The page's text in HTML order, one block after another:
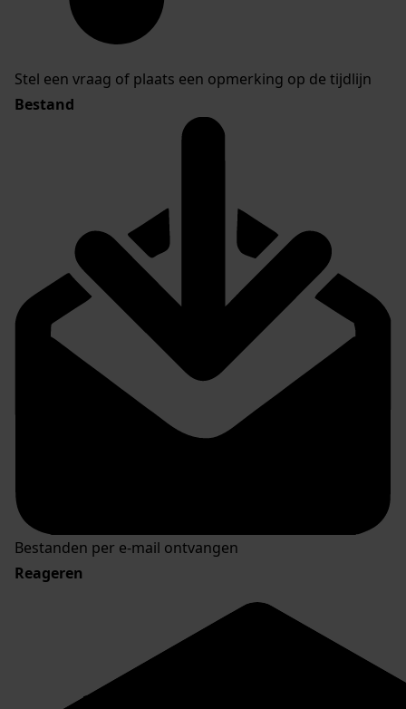
Stel een vraag of plaats een opmerking op de tijdlijn
Bestand
Bestanden per e-mail ontvangen
Reageren